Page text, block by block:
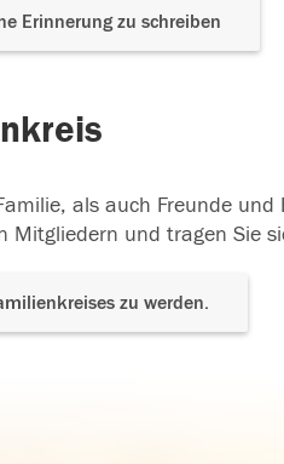
Erinnerung zu schreiben
als auch Freunde
und tragen Sie
zu werden.